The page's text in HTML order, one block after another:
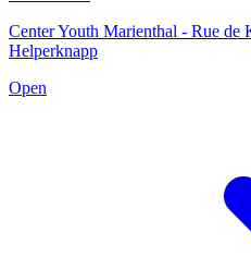
Center Youth Marienthal - Rue de
Helperknapp
Open